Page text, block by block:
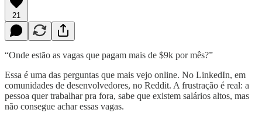
21
“Onde estão as vagas que pagam mais de $9k por mês?”
Essa é uma das perguntas que mais vejo online. No LinkedIn, em
comunidades de desenvolvedores, no Reddit. A frustração é real: a
pessoa quer trabalhar pra fora, sabe que existem salários altos, mas
não consegue achar essas vagas.